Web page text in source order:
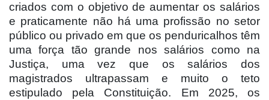
criados com o objetivo de aumentar os salários
e praticamente não há uma profissão no setor
público ou privado em que os penduricalhos têm
uma força tão grande nos salários como na
Justiça, uma vez que os salários dos
magistrados ultrapassam e muito o teto
estipulado pela Constituição. Em 2025, os